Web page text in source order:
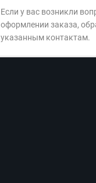
Если у вас возникли
оформлении заказа,
указанным контактам.